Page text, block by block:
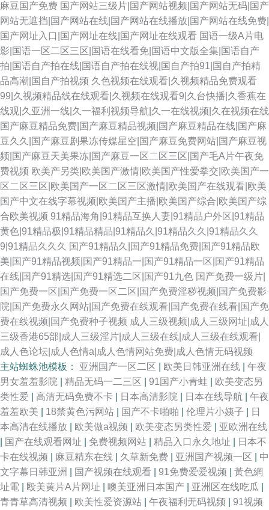
麻豆国产免费 国产网站三级片|国产网站视频|国产网站无码|国产
网站无遮挡|国产网站在线|国产网站在线播放|国产网站在线免费|
国产网址入口|国产网址在线|国产网址在线观看 国语一级A片电
影|国语一区二区三区|国语在线看免|国语中文版全集|国语自产
拍|国语自产拍在线|国语自产拍在线视|国自产拍91|国自产拍精
品高潮|国自产拍视频 久色视频在线观看|久视频精品免费观看
99|久视频精品线在线观看|久视频在线观看9|久台快播|久香蕉在
线观|久亚洲一线|久一福利视频导航|久一在线视频|久在视频在线
国产麻豆精品免费|国产麻豆精品视频|国产麻豆精品在线|国产麻
豆久久|国产麻豆剧果冻传媒星空|国产麻豆免费网站|国产麻豆视
频|国产麻豆天美果冻|国产麻豆一区二区三区|国产毛A片午夜免
费视频 欧美产另类|欧美国产激情|欧美国产性爱拳交|欧美国产一
区二区三区|欧美国产一区二区三区激情|欧美国产在线观看|欧美
国产中文在线字幕视频|欧美国产主播|欧美国产综合|欧美国产综
合欧美视频 91精品海角|91精品互换人妻|91精品户外区|91精品
黄色|91精品极|91精品精品|91精品久|91精品久久|91精品久久
9|91精品久久久 国产91精品久|国产91精品免费|国产91精品欧
美|国产91精品视频|国产91精品一|国产91精品一区|国产91精品
在线|国产91精选|国产91精选二区|国产91九色 国产免费一级片|
国产免费一区|国产免费一区二区|国产免费淫秽视频|国产免费影
院|国产免费永久网站|国产免费在线观看|国产免费在线看|国产免
费在线视频|国产免费种子视频 成人三级视频|成人三级网址|成人
三级香港65部|成人三级淫片|成人三级在线|成人三级在线观看|
成人色论坛|成人色情a|成人色情网站免费|成人色情无码视频
主站蜘蛛池模板： 亚洲国产一区二区 欧美日韩亚洲在线
午夜
男女羞羞影院
精品无码一二三区 91国产小青蛙
欧美变态另
类性爱
高清无码免费不卡 日本高清影院 日本在线导航
午夜
羞羞欧美
18禁黄色污网站 国产不卡啪啪 伦理片小姨子
日
本高清在线播放
欧美做a视频 欧美变态另类性爱
亚欧洲在线
国产在线观看网址 免费视频网站 精品入口永久地址
日本不
卡在线视频
麻豆精东在线 久草新免费 亚洲国产视频一区
中
文字幕日韩亚洲
国产视频在线观看 91免费爱爱视频
黃色網
址電
殴美黄片A片网址 噢美亚洲日本国产 亚洲区在线吃瓜
青青草高清视频
欧美性爱资源站 午夜福利无码视频
91视频